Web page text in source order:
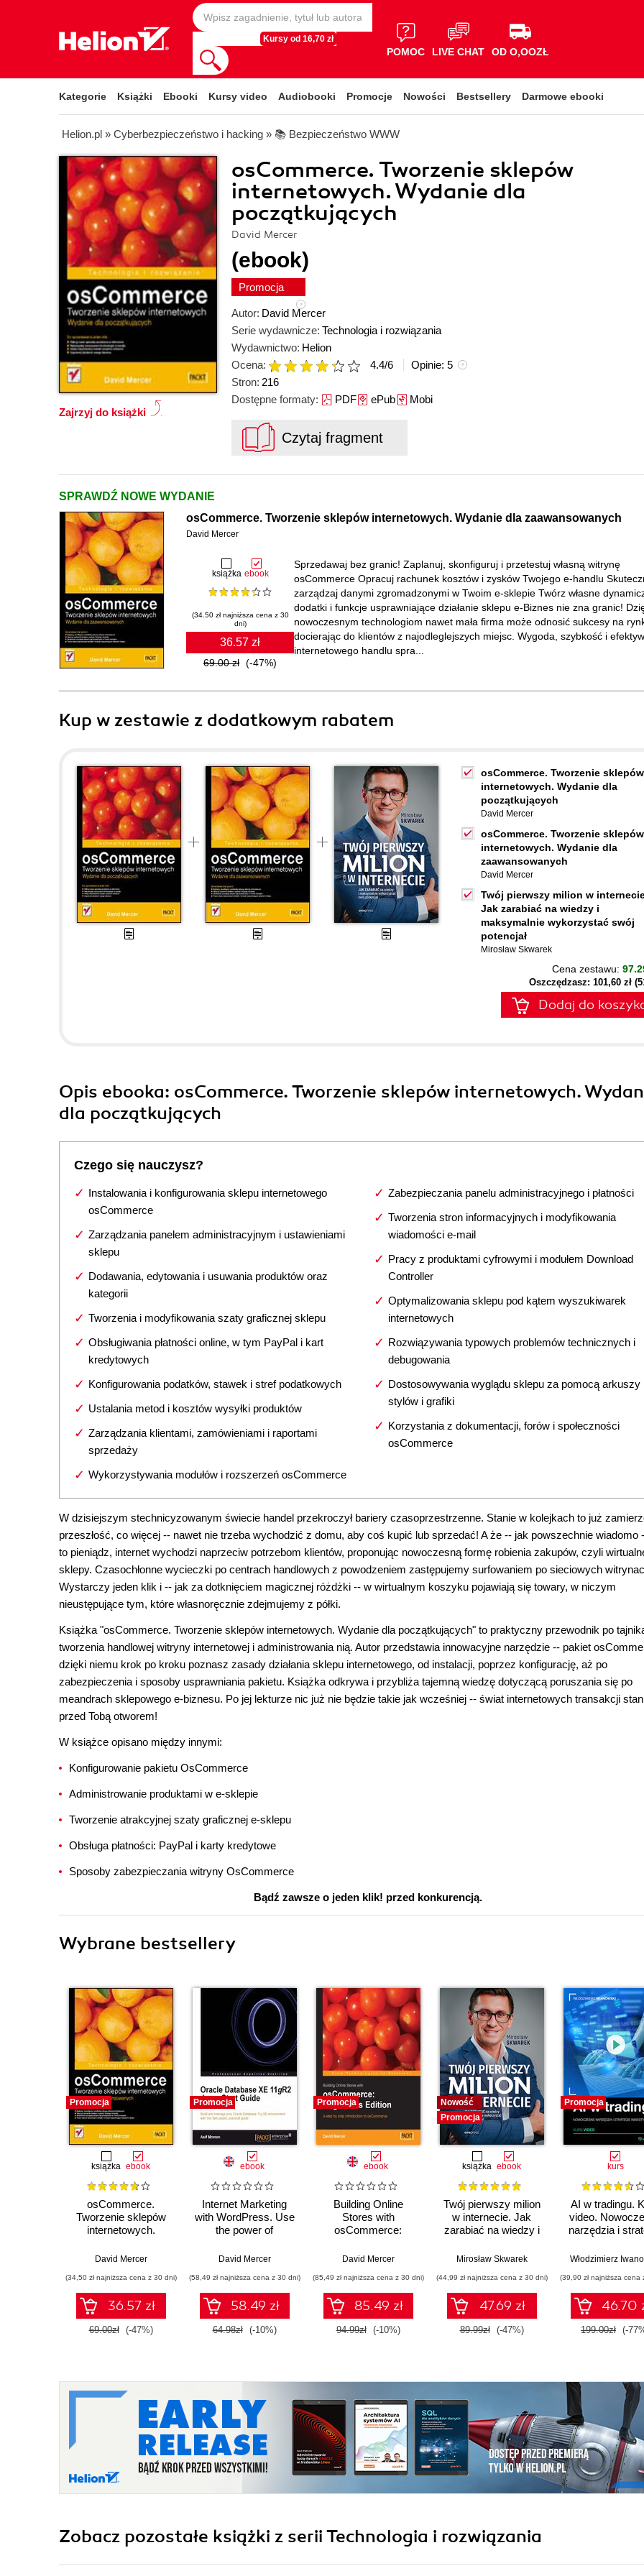
Kursy od 16,70 zł
POMOC LIVE CHAT OD O,OOZŁ
Kategorie Książki Ebooki Kursy video Audiobooki Promocje Nowości Bestsellery Darmowe ebooki
Helion.pl » Cyberbezpieczeństwo i hacking » 📚 Bezpieczeństwo WWW
osCommerce. Tworzenie sklepów
internetowych. Wydanie dla
początkujących
David Mercer
(ebook)
Promocja
Zajrzyj do książki
Autor: David Mercer
Serie wydawnicze: Technologia i rozwiązania
Wydawnictwo: Helion
Ocena:
4.4/6 Opinie: 5
Stron: 216
Dostępne formaty: PDFePubMobi
Czytaj fragment
SPRAWDŹ NOWE WYDANIE
osCommerce. Tworzenie sklepów internetowych. Wydanie dla zaawansowanych
David Mercer
książka ebook
(34.50 zł najniższa cena z 30
dni)
36.57 zł
69.00 zł (-47%)
Sprzedawaj bez granic! Zaplanuj, skonfiguruj i przetestuj własną witrynę
osCommerce Opracuj rachunek kosztów i zysków Twojego e-handlu
zarządzaj danymi zgromadzonymi w Twoim e-sklepie Twórz własne
dodatki i funkcje usprawniające działanie sklepu e-Biznes nie zna granic!
nowoczesnym technologiom nawet mała firma może odnosić sukcesy na
docierając do klientów z najodleglejszych miejsc. Wygoda, szybkość i
internetowego handlu spra...
Kup w zestawie z dodatkowym rabatem
osCommerce. Tworzenie sklepów
internetowych. Wydanie dla
początkujących
David Mercer
osCommerce. Tworzenie sklepów
internetowych. Wydanie dla
zaawansowanych
David Mercer
Twój pierwszy milion w
Jak zarabiać na wiedzy i
maksymalnie wykorzystać swój
potencjał
Mirosław Skwarek
Cena zestawu:
Oszczędzasz: 101,60 zł
Dodaj do
Opis ebooka: osCommerce. Tworzenie sklepów internetowych.
dla początkujących
Czego się nauczysz?
Instalowania i konfigurowania sklepu internetowego
osCommerce
Zarządzania panelem administracyjnym i ustawieniami
sklepu
Dodawania, edytowania i usuwania produktów oraz
kategorii
Tworzenia i modyfikowania szaty graficznej sklepu
Obsługiwania płatności online, w tym PayPal i kart
kredytowych
Konfigurowania podatków, stawek i stref podatkowych
Ustalania metod i kosztów wysyłki produktów
Zarządzania klientami, zamówieniami i raportami
sprzedaży
Wykorzystywania modułów i rozszerzeń osCommerce
Zabezpieczania panelu administracyjnego i płatności
Tworzenia stron informacyjnych i modyfikowania
wiadomości e-mail
Pracy z produktami cyfrowymi i modułem Download
Controller
Optymalizowania sklepu pod kątem wyszukiwarek
internetowych
Rozwiązywania typowych problemów technicznych i
debugowania
Dostosowywania wyglądu sklepu za pomocą arkuszy
stylów i grafiki
Korzystania z dokumentacji, forów i społeczności
osCommerce
W dzisiejszym stechnicyzowanym świecie handel przekroczył bariery czasoprzestrzenne. Stanie w kolejkach to już
przeszłość, co więcej -- nawet nie trzeba wychodzić z domu, aby coś kupić lub sprzedać! A że -- jak powszechnie wiadomo
to pieniądz, internet wychodzi naprzeciw potrzebom klientów, proponując nowoczesną formę robienia zakupów, czyli
sklepy. Czasochłonne wycieczki po centrach handlowych z powodzeniem zastępujemy surfowaniem po sieciowych
Wystarczy jeden klik i -- jak za dotknięciem magicznej różdżki -- w wirtualnym koszyku pojawiają się towary, w niczym
nieustępujące tym, które własnoręcznie zdejmujemy z półki.
Książka "osCommerce. Tworzenie sklepów internetowych. Wydanie dla początkujących" to praktyczny przewodnik po
tworzenia handlowej witryny internetowej i administrowania nią. Autor przedstawia innowacyjne narzędzie -- pakiet
dzięki niemu krok po kroku poznasz zasady działania sklepu internetowego, od instalacji, poprzez konfigurację, aż po
zabezpieczenia i sposoby usprawniania pakietu. Książka odkrywa i przybliża tajemną wiedzę dotyczącą poruszania się po
meandrach sklepowego e-biznesu. Po jej lekturze nic już nie będzie takie jak wcześniej -- świat internetowych transakcji
przed Tobą otworem!
W książce opisano między innymi:
Konfigurowanie pakietu OsCommerce
Administrowanie produktami w e-sklepie
Tworzenie atrakcyjnej szaty graficznej e-sklepu
Obsługa płatności: PayPal i karty kredytowe
Sposoby zabezpieczania witryny OsCommerce
Bądź zawsze o jeden klik! przed konkurencją.
Wybrane bestsellery
Promocja
książka ebook
osCommerce.
Tworzenie sklepów
internetowych.
zaawansowanych
David Mercer
(34,50 zł najniższa cena z 30 dni)
36.57 zł
69.00zł (-47%)
Promocja
ebook
Internet Marketing
with WordPress. Use
the power of
customers, increase
business with this
book and
David Mercer
(58,49 zł najniższa cena z 30 dni)
58.49 zł
64.98zł (-10%)
Promocja
ebook
Building Online
Stores with
osCommerce:
step by step
osCommerce
David Mercer
(85,49 zł najniższa cena z 30 dni)
85.49 zł
94.99zł (-10%)
Nowość
Promocja
książka ebook
Twój pierwszy milion
w internecie. Jak
zarabiać na wiedzy i
wykorzystać swój
Mirosław Skwarek
(44,99 zł najniższa cena z 30 dni)
47.69 zł
89.99zł (-47%)
Promocja
kurs
AI w tradingu.
video.
narzędzia i
Włodzimierz
(39,90 zł najniższa cena
46.70
199.00zł (-
Zobacz pozostałe książki z serii Technologia i rozwiązania